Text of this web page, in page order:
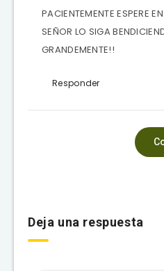
PACIENTEMENTE ESPERE
SEÑOR LO SIGA
GRANDEMENTE!!
Responder
Deja una respuesta